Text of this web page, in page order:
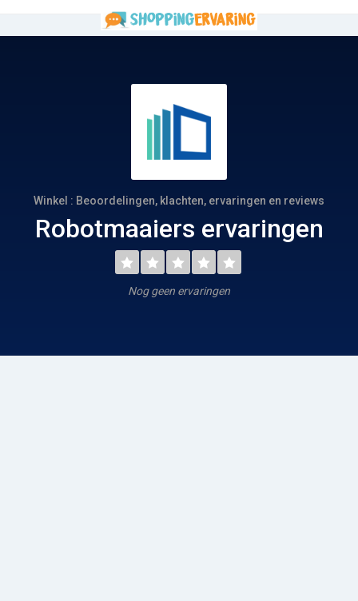
Winkel : Beoordelingen, klachten, ervaringen en reviews
Robotmaaiers ervaringen
Nog geen ervaringen